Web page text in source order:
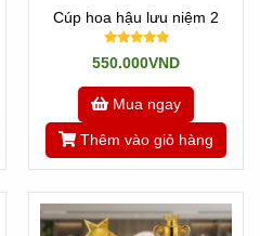
Cúp hoa hậu lưu niệm 2
550.000VND
Mua ngay
Thêm vào giỏ hàng